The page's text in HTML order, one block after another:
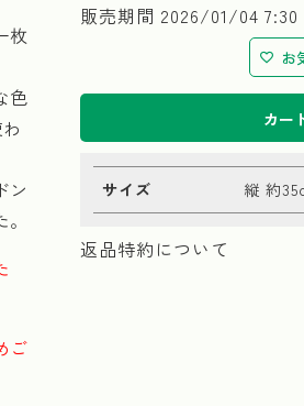
枚
色
ン
ご
販売期間 2026/01/04 7:30
お
カー
サイズ 縦 約
返品特約について